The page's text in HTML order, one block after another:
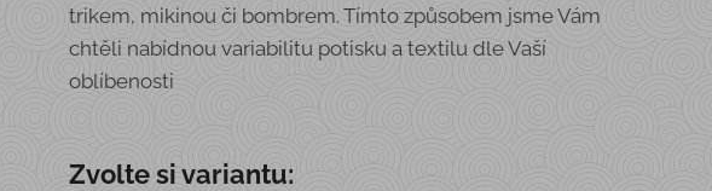
trikem, mikinou či bombrem. Tímto způsobem jsme Vám
chtěli nabídnou variabilitu potisku a textilu dle Vaší
oblíbenosti
Zvolte si variantu: